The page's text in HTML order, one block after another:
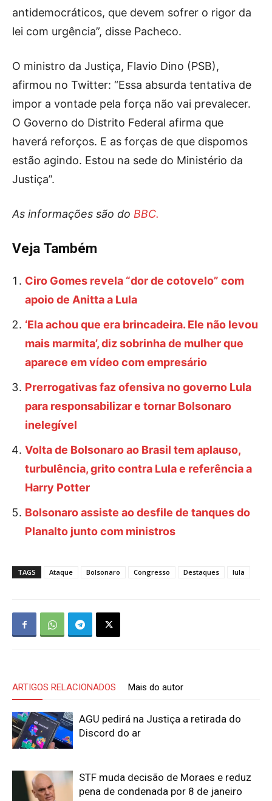
antidemocráticos, que devem sofrer o rigor da
lei com urgência”, disse Pacheco.
O ministro da Justiça, Flavio Dino (PSB),
afirmou no Twitter: “Essa absurda tentativa de
impor a vontade pela força não vai prevalecer.
O Governo do Distrito Federal afirma que
haverá reforços. E as forças de que dispomos
estão agindo. Estou na sede do Ministério da
Justiça”.
As informações são do BBC.
Veja Também
Ciro Gomes revela “dor de cotovelo” com
apoio de Anitta a Lula
‘Ela achou que era brincadeira. Ele não levou
mais marmita’, diz sobrinha de mulher que
aparece em vídeo com empresário
Prerrogativas faz ofensiva no governo Lula
para responsabilizar e tornar Bolsonaro
inelegível
Volta de Bolsonaro ao Brasil tem aplauso,
turbulência, grito contra Lula e referência a
Harry Potter
Bolsonaro assiste ao desfile de tanques do
Planalto junto com ministros
TAGS Ataque Bolsonaro Congresso Destaques lula
ARTIGOS RELACIONADOS Mais do autor
AGU pedirá na Justiça a retirada do
Discord do ar
STF muda decisão de Moraes e reduz
pena de condenada por 8 de janeiro